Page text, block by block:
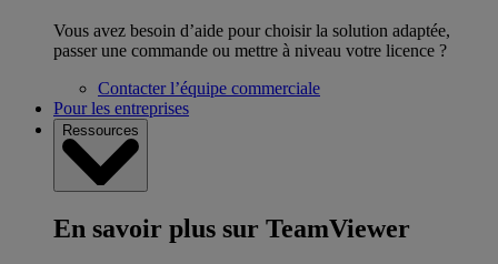
Vous avez besoin d’aide pour choisir la solution adaptée,
passer une commande ou mettre à niveau votre licence ?
Contacter l’équipe commerciale
Pour les entreprises
Ressources
En savoir plus sur TeamViewer